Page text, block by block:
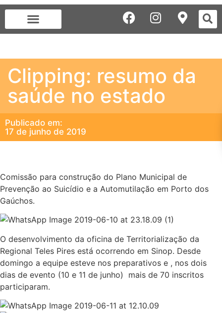
Clipping: resumo da
saúde no estado
Publicado em:
17 de junho de 2019
Comissão para construção do Plano Municipal de
Prevenção ao Suicídio e a Automutilação em Porto dos
Gaúchos.
O desenvolvimento da oficina de Territorialização da
Regional Teles Pires está ocorrendo em Sinop. Desde
domingo a equipe esteve nos preparativos e , nos dois
dias de evento (10 e 11 de junho) mais de 70 inscritos
participaram.